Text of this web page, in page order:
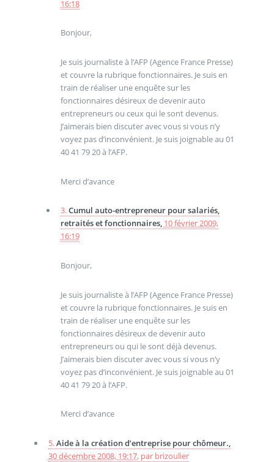
16:18
Bonjour,
Je suis journaliste à l’AFP (Agence France Presse)
et couvre la rubrique fonctionnaires. Je suis en
train de réaliser une enquête sur les
fonctionnaires désireux de devenir auto
entrepreneurs ou ceux qui le sont devenus.
J’aimerais bien discuter avec vous si vous n’y
voyez pas d’inconvénient. Je suis joignable au 01
40 41 79 20 à l’AFP.
Merci d’avance
3.Cumul auto-entrepreneur pour salariés,
retraités et fonctionnaires, 10 février 2009,
16:19
Bonjour,
Je suis journaliste à l’AFP (Agence France Presse)
et couvre la rubrique fonctionnaires. Je suis en
train de réaliser une enquête sur les
fonctionnaires désireux de devenir auto
entrepreneurs ou qui le sont déjà devenus.
J’aimerais bien discuter avec vous si vous n’y
voyez pas d’inconvénient. Je suis joignable au 01
40 41 79 20 à l’AFP.
Merci d’avance
5.Aide à la création d’entreprise pour chômeur.,
30 décembre 2008, 19:17, par brizoulier